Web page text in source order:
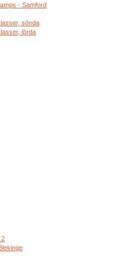
- Samford
sönda
lörda
2